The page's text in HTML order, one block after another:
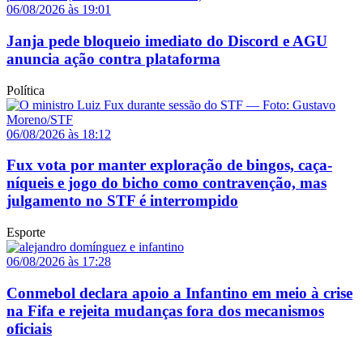
06/08/2026 às 19:01
Janja pede bloqueio imediato do Discord e AGU
anuncia ação contra plataforma
Política
06/08/2026 às 18:12
Fux vota por manter exploração de bingos, caça-
níqueis e jogo do bicho como contravenção, mas
julgamento no STF é interrompido
Esporte
06/08/2026 às 17:28
Conmebol declara apoio a Infantino em meio à crise
na Fifa e rejeita mudanças fora dos mecanismos
oficiais